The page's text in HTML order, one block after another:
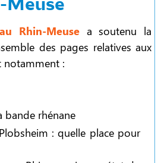
Rhin-Meuse a soutenu la
des pages relatives aux
notamment :
bande rhénane
: quelle place pour